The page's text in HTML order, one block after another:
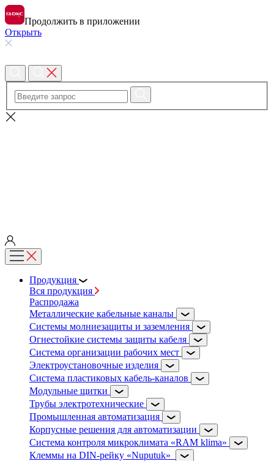
Продолжить в приложении
Открыть
Продукция
Вся продукция
Распродажа
Металлические кабельные каналы
Системы молниезащиты и заземления
Огнестойкие системы защиты кабеля
Система организации рабочих мест
Электроустановочные изделия
Система пластиковых кабель-каналов
Модульные щитки
Трубы электротехнические
Промышленная автоматизация
Корпусные решения для автоматизации
Система контроля микроклимата «RAM klima»
Клеммы на DIN-рейку «Nuputuk»